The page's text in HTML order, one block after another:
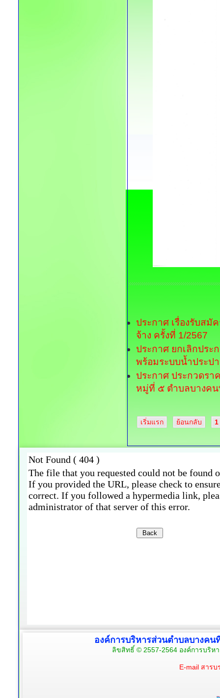
ประกาศ เรื่องรับสมั
จ้าง ครั้งที่ 1/2567
ประกาศ ยกเลิกประ
พร้อมระบบน้ำประป
ประกาศ ประกวดรา
หมู่ที่ ๕ ตำบลบางค
เริ่มแรก ย้อนกลับ 1
องค์การบริหารส่วนตำบลบางคน
ลิขสิทธิ์ © 2557-2564 องค์การบริ
E-mail สาร